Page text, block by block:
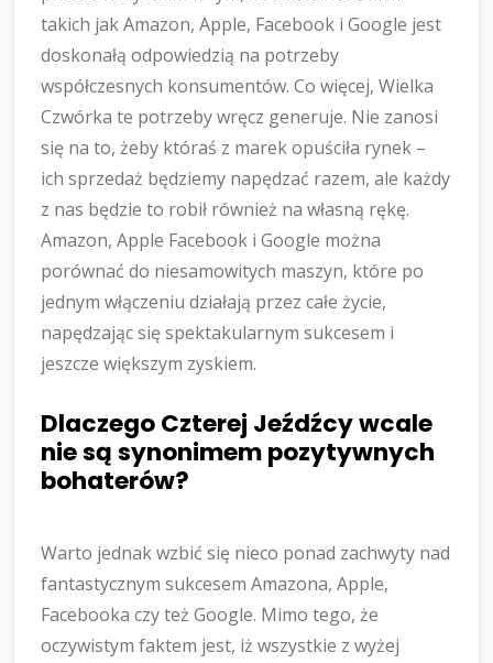
takich jak Amazon, Apple, Facebook i Google jest
doskonałą odpowiedzią na potrzeby
współczesnych konsumentów. Co więcej, Wielka
Czwórka te potrzeby wręcz generuje. Nie zanosi
się na to, żeby któraś z marek opuściła rynek –
ich sprzedaż będziemy napędzać razem, ale każdy
z nas będzie to robił również na własną rękę.
Amazon, Apple Facebook i Google można
porównać do niesamowitych maszyn, które po
jednym włączeniu działają przez całe życie,
napędzając się spektakularnym sukcesem i
jeszcze większym zyskiem.
Dlaczego Czterej Jeźdźcy wcale
nie są synonimem pozytywnych
bohaterów?
Warto jednak wzbić się nieco ponad zachwyty nad
fantastycznym sukcesem Amazona, Apple,
Facebooka czy też Google. Mimo tego, że
oczywistym faktem jest, iż wszystkie z wyżej